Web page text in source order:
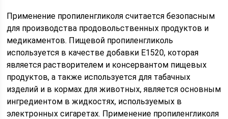
Применение пропиленгликоля считается безопасным
для производства продовольственных продуктов и
медикаментов. Пищевой пропиленгликоль
используется в качестве добавки E1520, которая
является растворителем и консервантом пищевых
продуктов, а также используется для табачных
изделий и в кормах для животных, является основным
ингредиентом в жидкостях, используемых в
электронных сигаретах. Применение пропиленгликоля